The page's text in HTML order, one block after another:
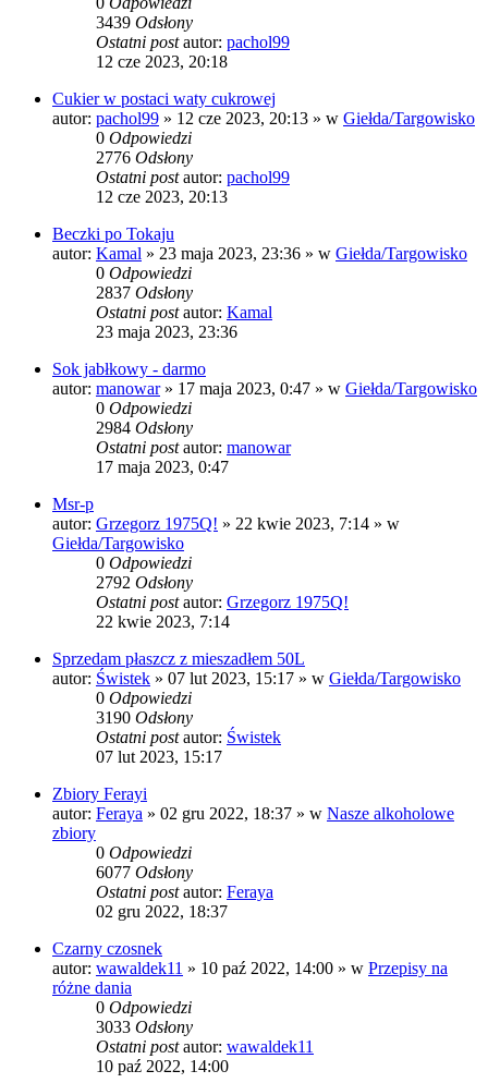
3439 Odsłony
Ostatni postautor: pachol99
12 cze 2023, 20:18
Cukier w postaci waty cukrowej
autor: pachol99 » 12 cze 2023, 20:13 » w Giełda/Targowisko
0 Odpowiedzi
2776 Odsłony
Ostatni postautor: pachol99
12 cze 2023, 20:13
Beczki po Tokaju
autor: Kamal » 23 maja 2023, 23:36 » w Giełda/Targowisko
0 Odpowiedzi
2837 Odsłony
Ostatni postautor: Kamal
23 maja 2023, 23:36
Sok jabłkowy - darmo
autor: manowar» 17 maja 2023, 0:47 » w Giełda/Targowisko
0 Odpowiedzi
2984 Odsłony
Ostatni postautor: manowar
17 maja 2023, 0:47
Msr-p
autor: Grzegorz 1975Q! » 22 kwie 2023, 7:14 » w
Giełda/Targowisko
0 Odpowiedzi
2792 Odsłony
Ostatni postautor: Grzegorz 1975Q!
22 kwie 2023, 7:14
Sprzedam płaszcz z mieszadłem 50L
autor: Świstek » 07 lut 2023, 15:17 » w Giełda/Targowisko
0 Odpowiedzi
3190 Odsłony
Ostatni postautor: Świstek
07 lut 2023, 15:17
Zbiory Ferayi
autor: Feraya » 02 gru 2022, 18:37 » w Nasze alkoholowe
zbiory
0 Odpowiedzi
6077 Odsłony
Ostatni postautor: Feraya
02 gru 2022, 18:37
Czarny czosnek
autor: wawaldek11 » 10 paź 2022, 14:00 » w Przepisy na
różne dania
0 Odpowiedzi
3033 Odsłony
Ostatni postautor: wawaldek11
10 paź 2022, 14:00